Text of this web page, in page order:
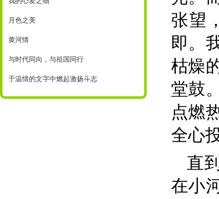
月色之美
黄河情
与时代同向，与祖国同行
于温情的文字中燃起激扬斗志
张望
即。
枯燥
堂鼓
点燃
全心
直
在小